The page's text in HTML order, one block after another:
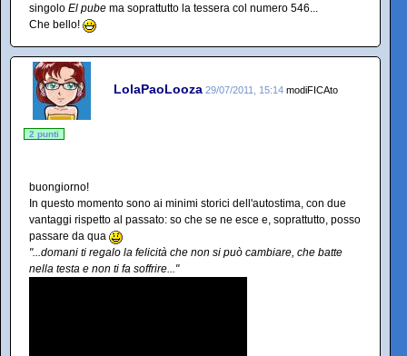
singolo El pube ma soprattutto la tessera col numero 546...
Che bello!
LolaPaoLooza 29/07/2011, 15:14 modiFICAto
2 punti
buongiorno!
In questo momento sono ai minimi storici dell'autostima, con due
vantaggi rispetto al passato: so che se ne esce e, soprattutto, posso
passare da qua
"...domani ti regalo la felicità che non si può cambiare, che batte
nella testa e non ti fa soffrire..."